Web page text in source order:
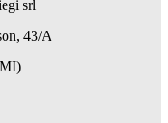
srl
43/A